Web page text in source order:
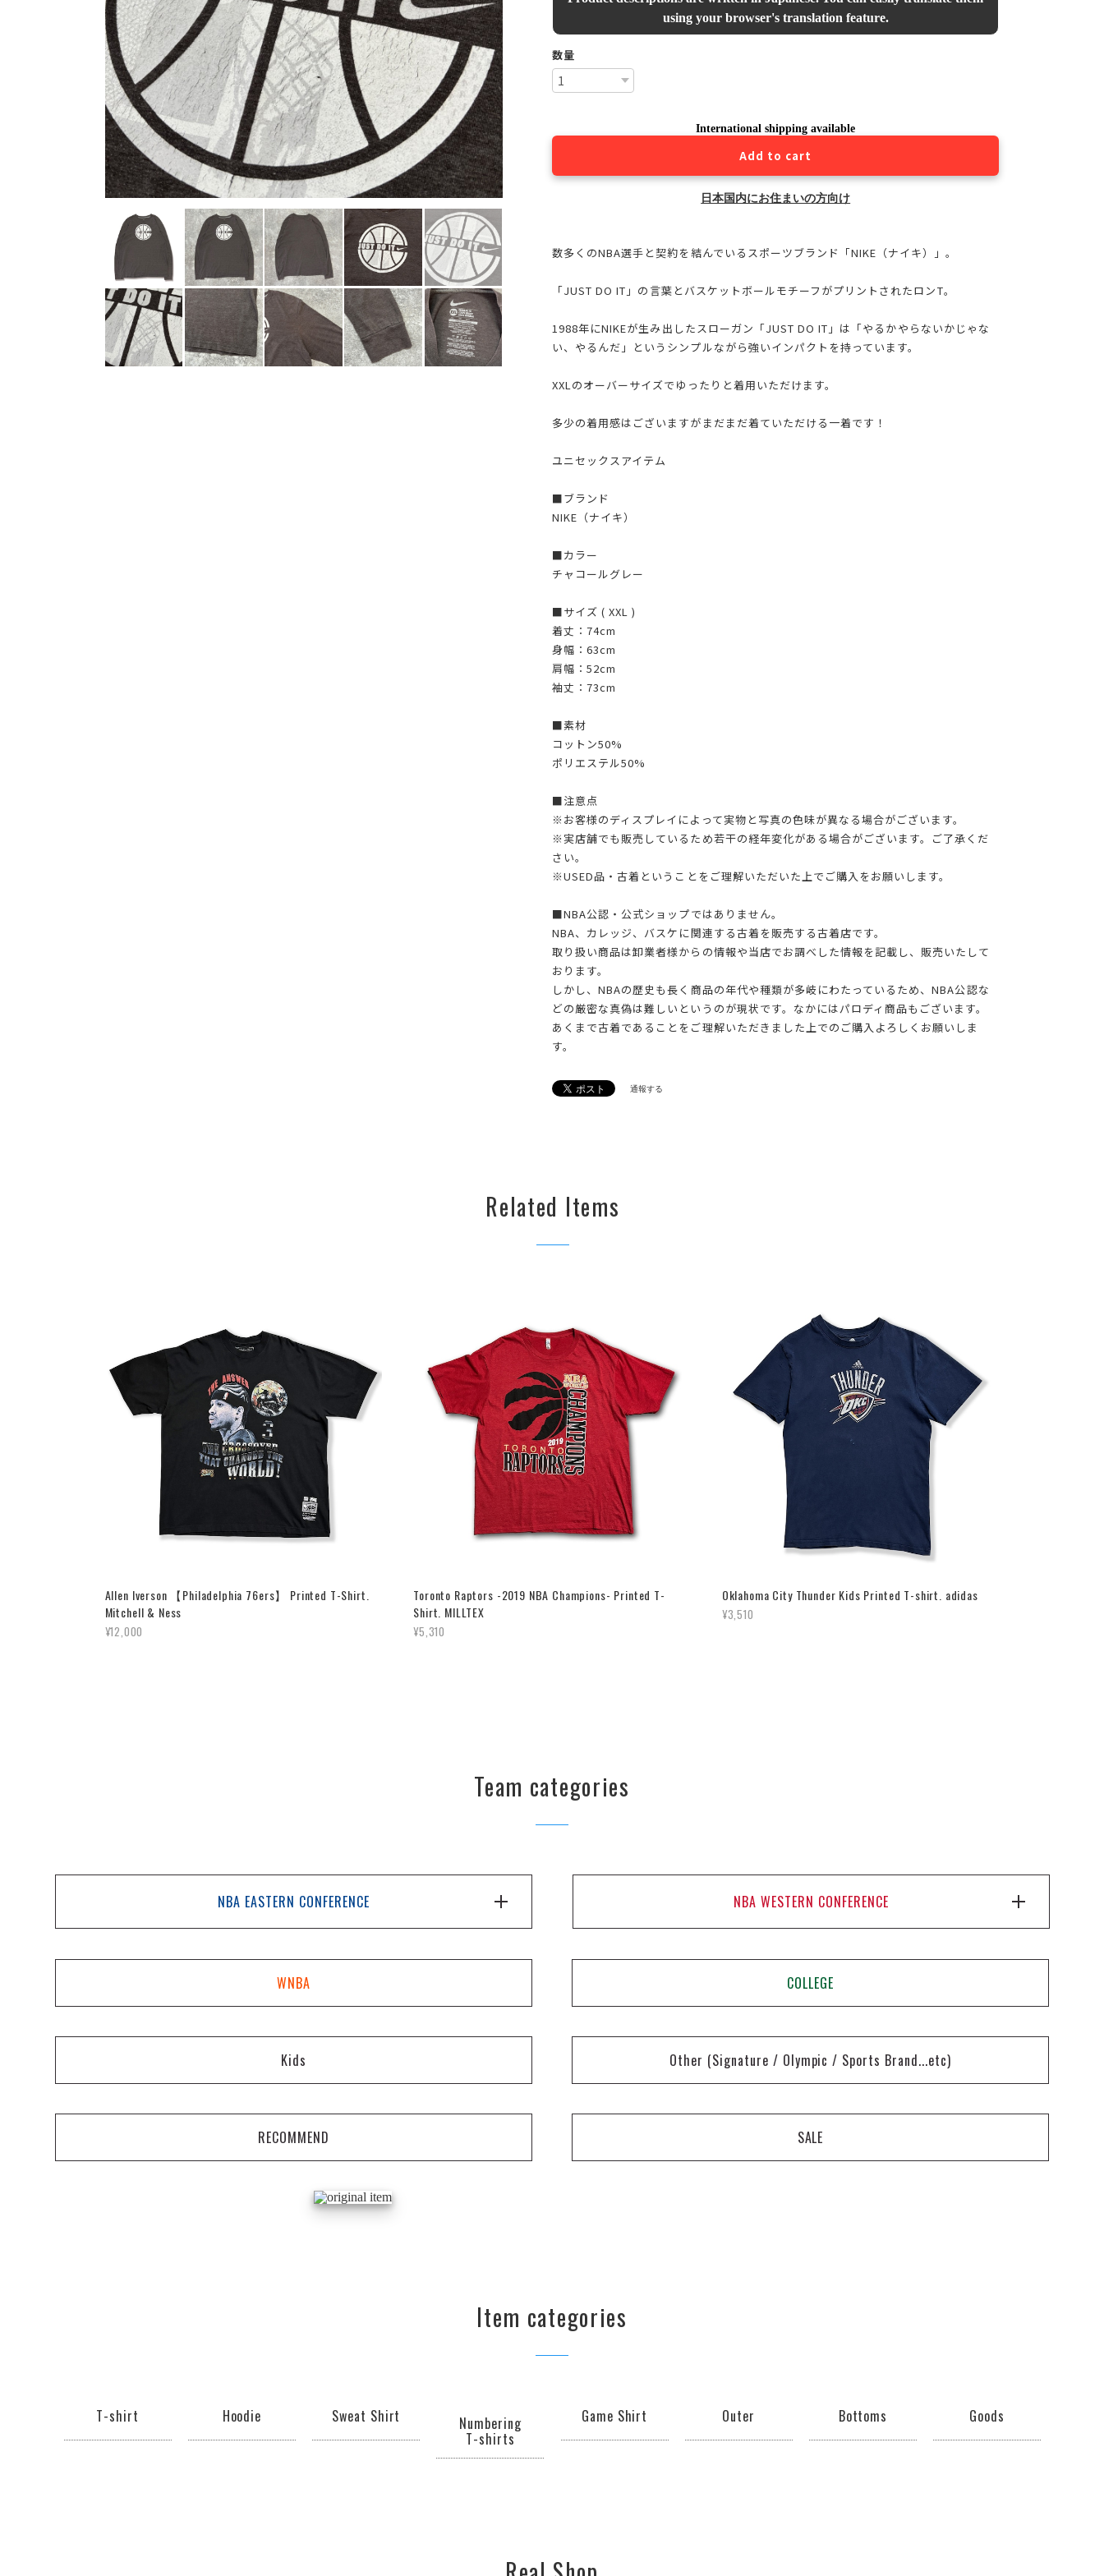
using your browser's translation feature.
数量
International shipping available
Add to cart
日本国内にお住まいの方向け
数多くのNBA選手と契約を結んでいるスポーツブランド「NIKE（ナイキ）」。
「JUST DO IT」の言葉とバスケットボールモチーフがプリントされたロンT。
1988年にNIKEが生み出したスローガン「JUST DO IT」は「やるかやらないかじゃな
い、やるんだ」というシンプルながら強いインパクトを持っています。
XXLのオーバーサイズでゆったりと着用いただけます。
多少の着用感はございますがまだまだ着ていただける一着です！
ユニセックスアイテム
■ブランド
NIKE（ナイキ）
■カラー
チャコールグレー
■サイズ ( XXL )
着丈：74cm
身幅：63cm
肩幅：52cm
袖丈：73cm
■素材
コットン50%
ポリエステル50%
■注意点
※お客様のディスプレイによって実物と写真の色味が異なる場合がございます。
※実店舗でも販売しているため若干の経年変化がある場合がございます。ご了承くだ
さい。
※USED品・古着ということをご理解いただいた上でご購入をお願いします。
■NBA公認・公式ショップではありません。
NBA、カレッジ、バスケに関連する古着を販売する古着店です。
取り扱い商品は卸業者様からの情報や当店でお調べした情報を記載し、販売いたして
おります。
しかし、NBAの歴史も長く商品の年代や種類が多岐にわたっているため、NBA公認な
どの厳密な真偽は難しいというのが現状です。なかにはパロディ商品もございます。
あくまで古着であることをご理解いただきました上でのご購入よろしくお願いしま
す。
通報する
Related Items
Allen Iverson 【Philadelphia 76ers】 Printed T-Shirt.
Mitchell & Ness
¥12,000
Toronto Raptors -2019 NBA Champions- Printed T-
Shirt. MILLTEX
¥5,310
Oklahoma City Thunder Kids Printed T-shirt. adidas
¥3,510
Team categories
NBA EASTERN CONFERENCE NBA WESTERN CONFERENCE
WNBA COLLEGE
Kids Other (Signature / Olympic / Sports Brand...etc)
RECOMMEND SALE
Item categories
T-shirt Hoodie Sweat Shirt Numbering
T-shirts
Game Shirt Outer Bottoms Goods